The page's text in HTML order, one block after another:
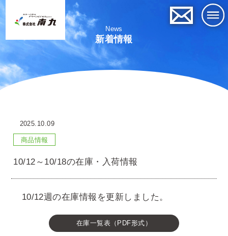
News
新着情報
2025.10.09
商品情報
10/12～10/18の在庫・入荷情報
10/12週の在庫情報を更新しました。
在庫一覧表（PDF形式）